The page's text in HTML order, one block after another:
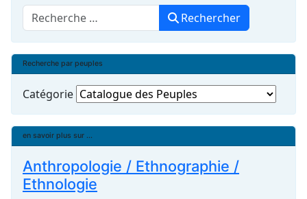
Rechercher Rechercher
Recherche par peuples
Catégorie
en savoir plus sur ...
Anthropologie / Ethnographie /
Ethnologie